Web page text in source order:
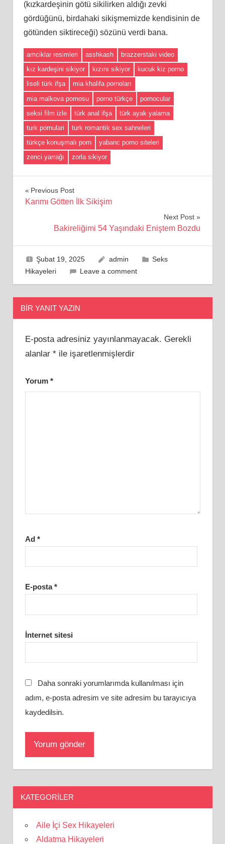
(kızkardeşinin götü sikilirken aldığı zevki
gördüğünü, birdahaki sikişmemizde kendisinin de
götünden siktireceği) sözünü verdi bana.
amciklar resimleri asshkash
brazzerstaki video
kız kardeşini sikiyor
kızını sikiyor
kucuk kiz porno
liseli türk ifşa
mia khalifa pornoları
mia malkova pornosu
porno türkçe
pornocular
seksi film izle
türk anal ifşa
türk ayak yalama
turk pornulari
turk romantik sex sahneleri
türkçe konuşmalı porn
yabanc porno siteleri
zenci yarrağı
zorla sikiyor
Yazı
Previous Post
Karımı Götten İlk Sikişim
Next Post
Bakireliğimi 54 Yaşındaki Eniştem Bozdu
Şubat 19, 2025 admin
Seks
Hikayeleri
Leave a comment
BIR YANIT YAZIN
E-posta adresiniz yayınlanmayacak. Gerekli
alanlar *ile işaretlenmişlerdir
Yorum *
Ad *
E-posta*
İnternet sitesi
Daha sonraki yorumlarımda kullanılması için
adım, e-posta adresim ve site adresim bu tarayıcıya
kaydedilsin.
KATEGORILER
Aile İçi Sex Hikayeleri
Aldatma Hikayeleri